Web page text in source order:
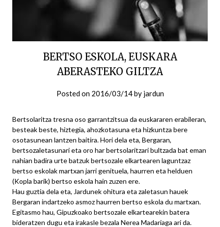
BERTSO ESKOLA, EUSKARA
ABERASTEKO GILTZA
Posted on 2016/03/14by jardun
Bertsolaritza tresna oso garrantzitsua da euskararen erabileran,
besteak beste, hiztegia, ahozkotasuna eta hizkuntza bere
osotasunean lantzen baitira. Hori dela eta, Bergaran,
bertsozaletasunari eta oro har bertsolaritzari bultzada bat eman
nahian badira urte batzuk bertsozale elkartearen laguntzaz
bertso eskolak martxan jarri genituela, haurren eta helduen
(Kopla barik) bertso eskola hain zuzen ere.
Hau guztia dela eta, Jardunek ohitura eta zaletasun hauek
Bergaran indartzeko asmoz haurren bertso eskola du martxan.
Egitasmo hau, Gipuzkoako bertsozale elkartearekin batera
bideratzen dugu eta irakasle bezala Nerea Madariaga ari da.